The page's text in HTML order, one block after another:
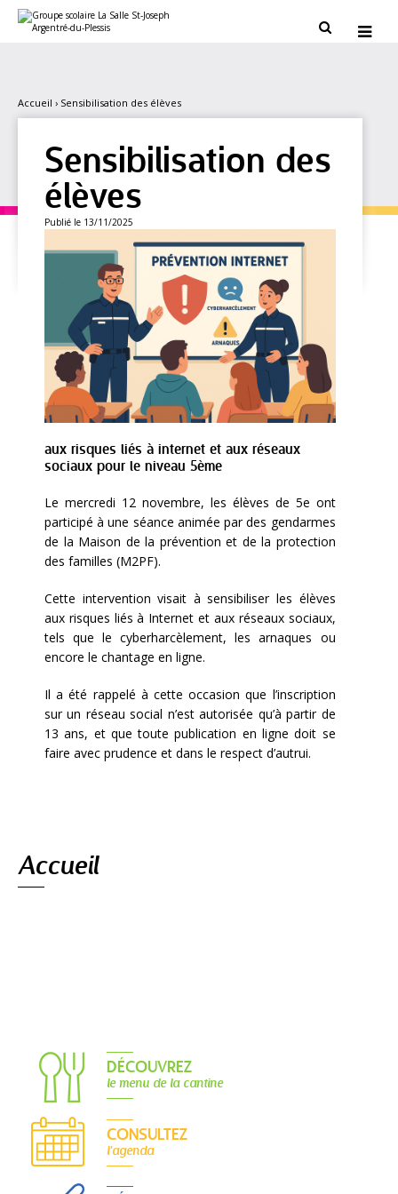
contenu.
personnels
 
Accueil › Sensibilisation des élèves
Sensibilisation des
élèves
Publié le 13/11/2025
aux risques liés à internet et aux réseaux
sociaux pour le niveau 5ème
Le mercredi 12 novembre, les élèves de 5e ont
participé à une séance animée par des gendarmes
de la Maison de la prévention et de la protection
des familles (M2PF).
Cette intervention visait à sensibiliser les élèves
aux risques liés à Internet et aux réseaux sociaux,
tels que le cyberharcèlement, les arnaques ou
encore le chantage en ligne.
Il a été rappelé à cette occasion que l’inscription
sur un réseau social n’est autorisée qu’à partir de
13 ans, et que toute publication en ligne doit se
faire avec prudence et dans le respect d’autrui.
Accueil
DÉCOUVREZ
le menu de la cantine
CONSULTEZ
l'agenda